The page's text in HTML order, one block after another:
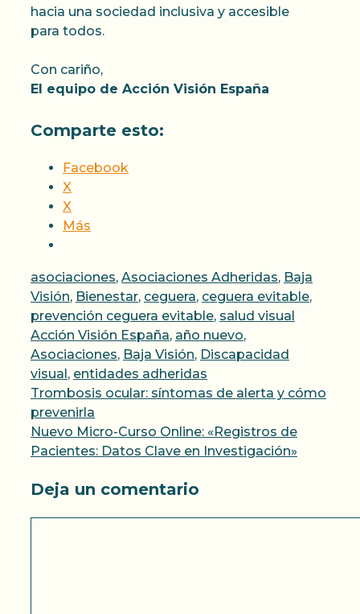
hacia una sociedad inclusiva y accesible
para todos.
Con cariño,
El equipo de Acción Visión España
Comparte esto:
Facebook
X
X
Más
Categorías
asociaciones, Asociaciones Adheridas, Baja
Visión, Bienestar, ceguera, ceguera evitable,
prevención ceguera evitable, salud visual
Acción Visión España, año nuevo,
Asociaciones, Baja Visión, Discapacidad
visual, entidades adheridas
Trombosis ocular: síntomas de alerta y cómo
prevenirla
Nuevo Micro-Curso Online: «Registros de
Pacientes: Datos Clave en Investigación»
Deja un comentario